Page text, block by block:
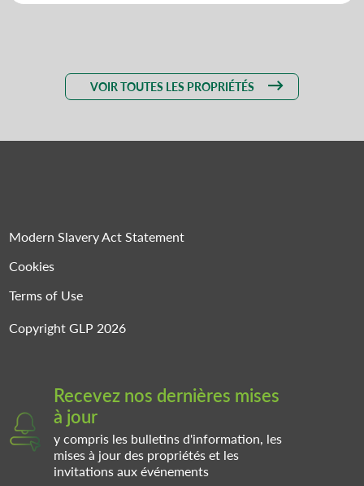
VOIR TOUTES LES PROPRIÉTÉS
Modern Slavery Act Statement
Cookies
Terms of Use
Copyright GLP 2026
Recevez nos dernières mises
à jour
y compris les bulletins d'information, les
mises à jour des propriétés et les
invitations aux événements